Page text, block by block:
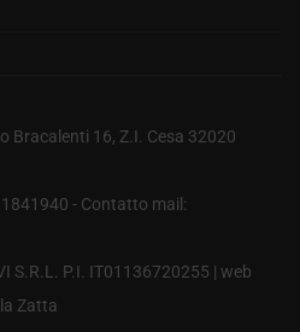
Bracalenti 16, Z.I. Cesa 32020
- Contatto mail:
S.R.L. P.I. IT01136720255 | web
Zatta